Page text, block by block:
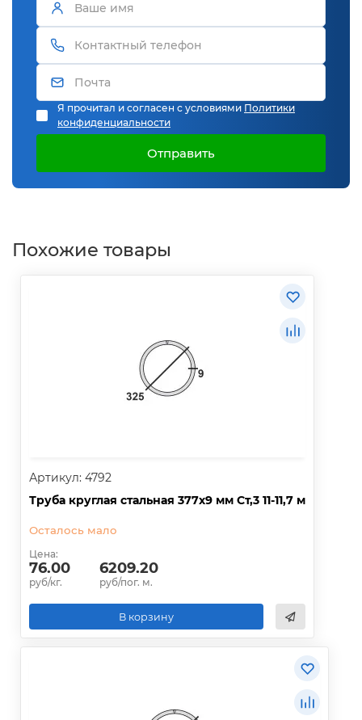
Я прочитал и согласен с условиями Политики
конфиденциальности
Отправить
Похожие товары
Артикул: 4792
Труба круглая стальная 377х9 мм Ст,3 11-11,7 м
Осталось мало
Цена:
76.00
руб/кг.
6209.20
руб/пог. м.
В корзину